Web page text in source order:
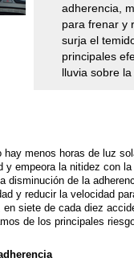
adherencia,
para frenar y
surja el
principales
lluvia sobre
hay menos horas de luz
y empeora la nitidez con
disminución de la
y reducir la velocidad
en siete de cada diez
de los principales